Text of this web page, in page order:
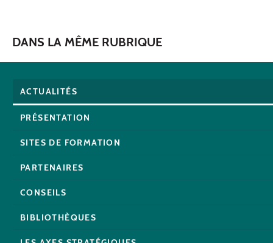
DANS LA MÊME RUBRIQUE
ACTUALITÉS
PRÉSENTATION
SITES DE FORMATION
PARTENAIRES
CONSEILS
BIBLIOTHÈQUES